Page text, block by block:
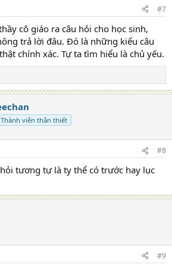
#7
cô giáo ra câu hỏi cho học sinh,
trả lời đâu. Đó là những kiểu câu
chính xác. Tự ta tìm hiểu là chủ yếu.
Thành viên thân thiết
#8
tương tự là ty thể có trước hay lục
#9